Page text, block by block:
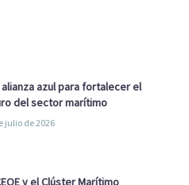
alianza azul para fortalecer el
del sector marítimo
julio de 2026